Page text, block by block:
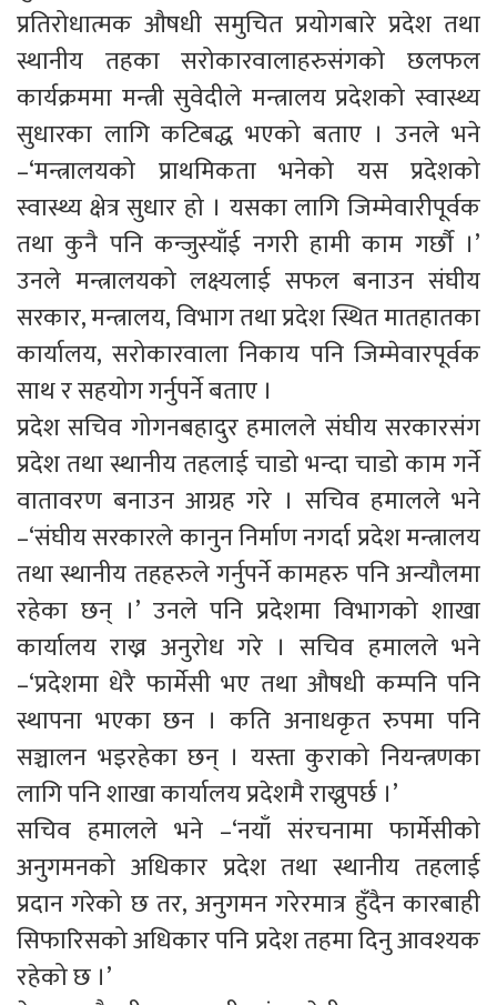
प्रतिरोधात्मक औषधी समुचित प्रयोगबारे प्रदेश तथा
स्थानीय तहका सरोकारवालाहरुसंगको छलफल
कार्यक्रममा मन्त्री सुवेदीले मन्त्रालय प्रदेशको स्वास्थ्य
सुधारका लागि कटिबद्ध भएको बताए । उनले भने
–‘मन्त्रालयको प्राथमिकता भनेको यस प्रदेशको
स्वास्थ्य क्षेत्र सुधार हो । यसका लागि जिम्मेवारीपूर्वक
तथा कुनै पनि कन्जुस्याँई नगरी हामी काम गर्छौ ।’
उनले मन्त्रालयको लक्ष्यलाई सफल बनाउन संघीय
सरकार, मन्त्रालय, विभाग तथा प्रदेश स्थित मातहातका
कार्यालय, सरोकारवाला निकाय पनि जिम्मेवारपूर्वक
साथ र सहयोग गर्नुपर्ने बताए ।
प्रदेश सचिव गोगनबहादुर हमालले संघीय सरकारसंग
प्रदेश तथा स्थानीय तहलाई चाडो भन्दा चाडो काम गर्ने
वातावरण बनाउन आग्रह गरे । सचिव हमालले भने
–‘संघीय सरकारले कानुन निर्माण नगर्दा प्रदेश मन्त्रालय
तथा स्थानीय तहहरुले गर्नुपर्ने कामहरु पनि अन्यौलमा
रहेका छन् ।’ उनले पनि प्रदेशमा विभागको शाखा
कार्यालय राख्न अनुरोध गरे । सचिव हमालले भने
–‘प्रदेशमा धेरै फार्मेसी भए तथा औषधी कम्पनि पनि
स्थापना भएका छन । कति अनाधकृत रुपमा पनि
सञ्चालन भइरहेका छन् । यस्ता कुराको नियन्त्रणका
लागि पनि शाखा कार्यालय प्रदेशमै राख्नुपर्छ ।’
सचिव हमालले भने –‘नयाँ संरचनामा फार्मेसीको
अनुगमनको अधिकार प्रदेश तथा स्थानीय तहलाई
प्रदान गरेको छ तर, अनुगमन गरेरमात्र हुँदैन कारबाही
सिफारिसको अधिकार पनि प्रदेश तहमा दिनु आवश्यक
रहेको छ ।’